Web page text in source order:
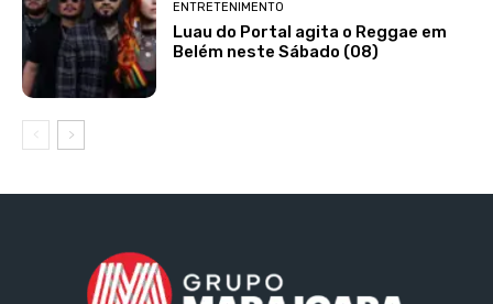
ENTRETENIMENTO
Luau do Portal agita o Reggae em
Belém neste Sábado (08)